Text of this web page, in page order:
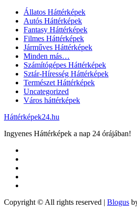
Állatos Háttérképek
Autós Háttérképek
Fantasy Háttérképek
Filmes Háttérképek
Járműves Háttérképek
Minden más…
Számítógépes Háttérképek
Sztár-Híresség Háttérképek
Természet Háttérképek
Uncategorized
Város háttérképek
Háttérképek24.hu
Ingyenes Háttérképek a nap 24 órájában!
Copyright © All rights reserved | Blogus